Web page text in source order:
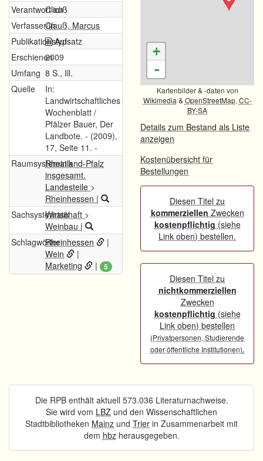
Verantwortlich
Clauß
Verfasser/inClauß, Marcus
PublikationstypAufsatz
Erschienen2009
Umfang 8 S., Ill.
Quelle
In:
Landwirtschaftliches
Wochenblatt /
Pfälzer Bauer, Der
Landbote. - (2009),
17, Seite 11. -
RaumsystematikRheinland-Pfalz
insgesamt.
Landesteile >
Rheinhessen |
Sachsystematik
Wirtschaft >
Weinbau |
SchlagwörterRheinhessen
|
Wein
|
Marketing
| 5
+
-
Kartenbilder & -daten von
Wikimedia & OpenStreetMap, CC-
BY-SA
Details zum Bestand als Liste
anzeigen
Kostenübersicht für
Bestellungen
Diesen Titel zu
kommerziellen Zwecken
kostenpflichtig (siehe
Link oben) bestellen.
Diesen Titel zu
nichtkommerziellen
Zwecken
kostenpflichtig (siehe
Link oben) bestellen
(Privatpersonen, Studierende
oder öffentliche Institutionen).
Die RPB enthält aktuell 573.036 Literaturnachweise.
Sie wird vom LBZ und den Wissenschaftlichen
Stadtbibliotheken Mainz und Trier in Zusammenarbeit mit
dem hbzherausgegeben.